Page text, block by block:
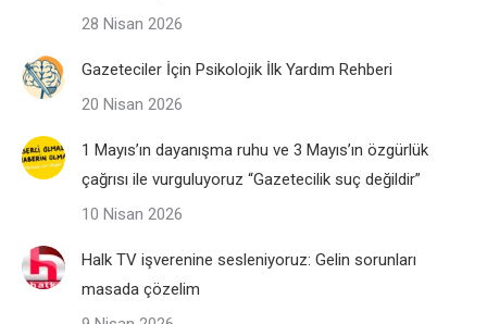
28 Nisan 2026
Gazeteciler İçin Psikolojik İlk Yardım Rehberi
20 Nisan 2026
1 Mayıs’ın dayanışma ruhu ve 3 Mayıs’ın özgürlük
çağrısı ile vurguluyoruz “Gazetecilik suç değildir”
10 Nisan 2026
Halk TV işverenine sesleniyoruz: Gelin sorunları
masada çözelim